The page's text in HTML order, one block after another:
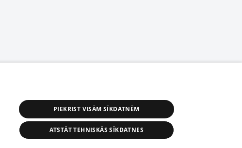
PIEKRIST VISĀM SĪKDATNĒM
ATSTĀT TEHNISKĀS SĪKDATNES